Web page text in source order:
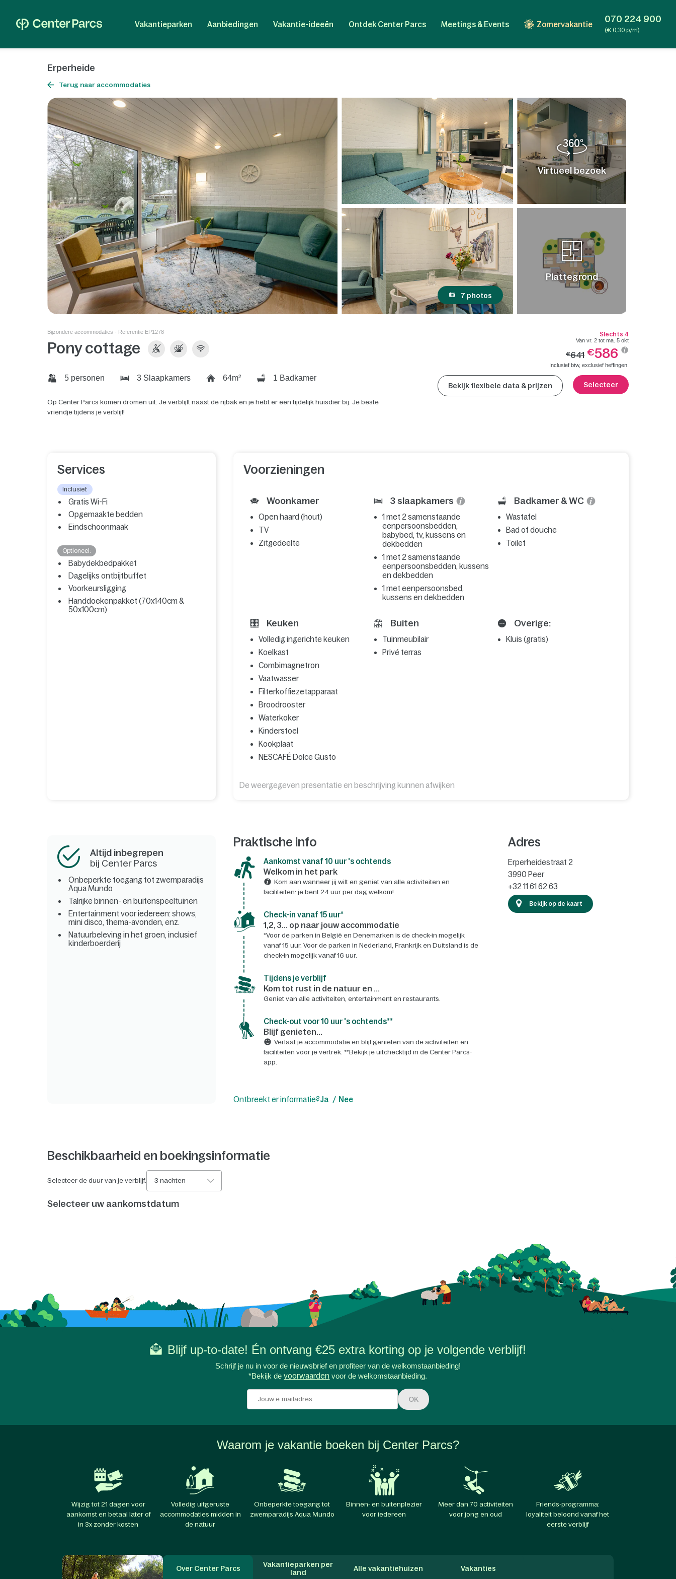
Vakantieparken Aanbiedingen Vakantie-ideeën Ontdek Center Parcs Meetings & Events Zomervakantie 070 224 900
(€ 0,30 p/m)
Erperheide
Terug naar accommodaties
7 photos
Virtueel bezoek
Plattegrond
Bijzondere accommodaties - Referentie EP1278
Pony cottage
5 personen 3 Slaapkamers 64m² 1 Badkamer
Op Center Parcs komen dromen uit. Je verblijft naast de rijbak en je hebt er een tijdelijk huisdier bij. Je beste
vriendje tijdens je verblijf!
Slechts 4
Van vr. 2 tot ma. 5 okt
€641 €586
Inclusief btw, exclusief heffingen.
Bekijk flexibele data & prijzen Selecteer
Services
Inclusief:
Gratis Wi-Fi
Opgemaakte bedden
Eindschoonmaak
Optioneel:
Babydekbedpakket
Dagelijks ontbijtbuffet
Voorkeursligging
Handdoekenpakket (70x140cm &
50x100cm)
Voorzieningen
Woonkamer
Open haard (hout)
TV
Zitgedeelte
3 slaapkamers
1 met 2 samenstaande
eenpersoonsbedden,
babybed, tv, kussens en
dekbedden
1 met 2 samenstaande
eenpersoonsbedden, kussens
en dekbedden
1 met eenpersoonsbed,
kussens en dekbedden
Badkamer & WC
Wastafel
Bad of douche
Toilet
Keuken
Volledig ingerichte keuken
Koelkast
Combimagnetron
Vaatwasser
Filterkoffiezetapparaat
Broodrooster
Waterkoker
Kinderstoel
Kookplaat
NESCAFÉ Dolce Gusto
Buiten
Tuinmeubilair
Privé terras
Overige:
Kluis (gratis)
De weergegeven presentatie en beschrijving kunnen afwijken
Altijd inbegrepen
bij Center Parcs
Onbeperkte toegang tot zwemparadijs
Aqua Mundo
Talrijke binnen- en buitenspeeltuinen
Entertainment voor iedereen: shows,
mini disco, thema-avonden, enz.
Natuurbeleving in het groen, inclusief
kinderboerderij
Praktische info
Aankomst vanaf 10 uur 's ochtends
Welkom in het park
Kom aan wanneer jij wilt en geniet van alle activiteiten en
faciliteiten: je bent 24 uur per dag welkom!
Check-in vanaf 15 uur*
1,2, 3... op naar jouw accommodatie
*Voor de parken in België en Denemarken is de check-in mogelijk
vanaf 15 uur. Voor de parken in Nederland, Frankrijk en Duitsland is de
check-in mogelijk vanaf 16 uur.
Tijdens je verblijf
Kom tot rust in de natuur en ...
Geniet van alle activiteiten, entertainment en restaurants.
Check-out voor 10 uur 's ochtends**
Blijf genieten...
Verlaat je accommodatie en blijf genieten van de activiteiten en
faciliteiten voor je vertrek. **Bekijk je uitchecktijd in de Center Parcs-
app.
Adres
Erperheidestraat 2
3990 Peer
+32 11 61 62 63
Bekijk op de kaart
Ontbreekt er informatie?Ja Nee
Beschikbaarheid en boekingsinformatie
Selecteer de duur van je verblijf: 3 nachten
Selecteer uw aankomstdatum
Blijf up-to-date! Én ontvang €25 extra korting op je volgende verblijf!
Schrijf je nu in voor de nieuwsbrief en profiteer van de welkomstaanbieding!
*Bekijk devoorwaarden voor de welkomstaanbieding.
OK
Waarom je vakantie boeken bij Center Parcs?
Wijzig tot 21 dagen voor
aankomst en betaal later of
in 3x zonder kosten
Volledig uitgeruste
accommodaties midden in
de natuur
Onbeperkte toegang tot
zwemparadijs Aqua Mundo
Binnen- en buitenplezier
voor iedereen
Meer dan 70 activiteiten
voor jong en oud
Friends-programma:
loyaliteit beloond vanaf het
eerste verblijf
Over Center Parcs
Vakantieparken per
land
Alle vakantiehuizen Vakanties